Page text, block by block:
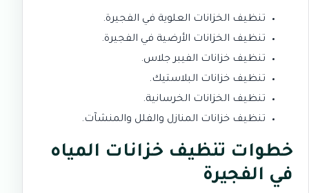
تنظيف الخزانات العلوية في الفجيرة.
تنظيف الخزانات الأرضية في الفجيرة.
تنظيف خزانات الفيبر جلاس.
تنظيف خزانات البلاستيك.
تنظيف الخزانات الخرسانية.
تنظيف خزانات المنازل والفلل والمنشآت.
خطوات تنظيف خزانات المياه
في الفجيرة